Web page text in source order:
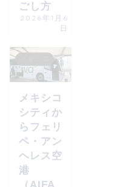
ごし方
2026年1月6
日
メキシコ
シティか
らフェリ
ペ・アン
ヘレス空
港